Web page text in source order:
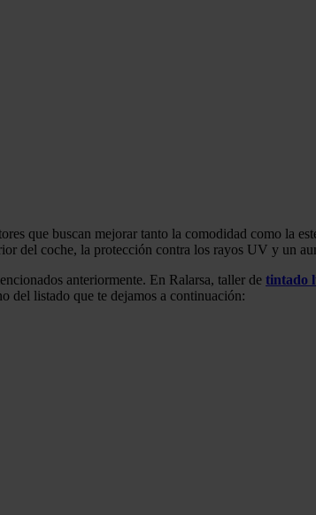
que buscan mejorar tanto la comodidad como la
del coche, la protección contra los rayos UV y un
anteriormente. En Ralarsa, taller de tintado
del listado que te dejamos a continuación: